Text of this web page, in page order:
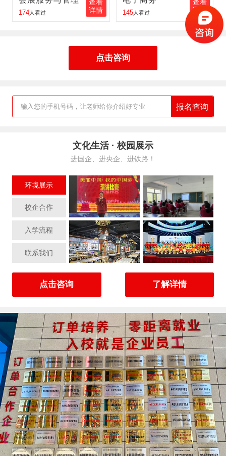
李金奇 报名 邮轮乘务 报名地区：吉林
铁路客运服务 报名地区：同江
航空服务 报名地区：佳木斯
174人看过
查看
详情
145人看过
查看
详情
点击咨询
输入您的手机号码，让老师给你介绍好专业 报名查询
文化生活 · 校园展示
进国企、进央企、进铁路！
环境展示
校企合作
入学流程
联系我们
点击咨询 了解详情